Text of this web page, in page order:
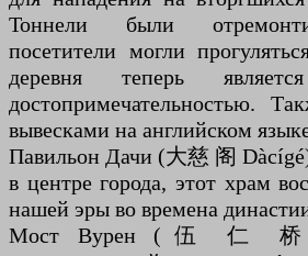
Тоннели были
посетители могли
деревня теперь
достопримечательностью.
вывесками на английском
Павильон Дачи (大慈 阁
в центре города, этот храм
нашей эры во времена
Мост Вурен (伍 仁 桥